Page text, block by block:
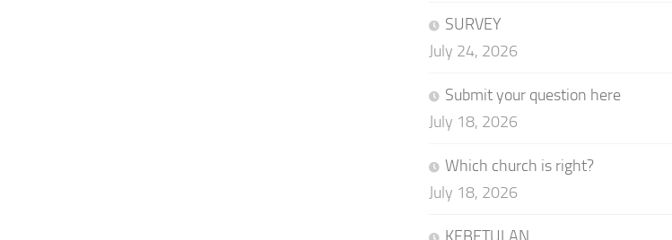
SURVEY
July 24, 2026
Submit your question here
July 18, 2026
Which church is right?
July 18, 2026